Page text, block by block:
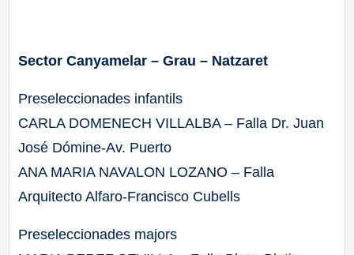
Sector Canyamelar – Grau – Natzaret
Preseleccionades infantils
CARLA DOMENECH VILLALBA – Falla Dr. Juan
José Dómine-Av. Puerto
ANA MARIA NAVALON LOZANO – Falla
Arquitecto Alfaro-Francisco Cubells
Preseleccionades majors